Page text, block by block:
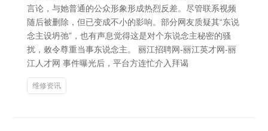
言论，与她普通的公众形象形成热烈反差。尽管联系视频
随后被删除，但已变成不小的影响。部分网友质疑其“东说
念主设坍弛”，也有声息觉得这是对个东说念主秘密的骚
扰，敕令尊重当事东说念主。 丽江招聘网-丽江英才网-丽
江人才网 事件曝光后，平台方连忙介入拜谒
维修资讯